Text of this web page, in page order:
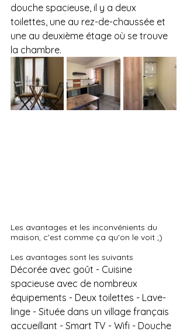
douche spacieuse, il y a deux
toilettes, une au rez-de-chaussée et
une au deuxième étage où se trouve
la chambre.
Les avantages et les inconvénients du
maison, c'est comme ça qu'on le voit ;)
Les avantages sont les suivants
Décorée avec goût - Cuisine
spacieuse avec de nombreux
équipements - Deux toilettes - Lave-
linge - Située dans un village français
accueillant - Smart TV - Wifi - Douche